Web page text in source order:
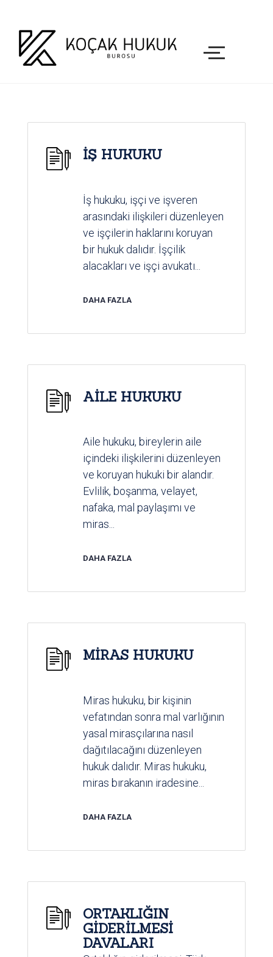
İŞ HUKUKU
İş hukuku, işçi ve işveren
arasındaki ilişkileri düzenleyen
ve işçilerin haklarını koruyan
bir hukuk dalıdır. İşçilik
alacakları ve işçi avukatı...
DAHA FAZLA
AİLE HUKUKU
Aile hukuku, bireylerin aile
içindeki ilişkilerini düzenleyen
ve koruyan hukuki bir alandır.
Evlilik, boşanma, velayet,
nafaka, mal paylaşımı ve
miras...
DAHA FAZLA
MİRAS HUKUKU
Miras hukuku, bir kişinin
vefatından sonra mal varlığının
yasal mirasçılarına nasıl
dağıtılacağını düzenleyen
hukuk dalıdır. Miras hukuku,
miras bırakanın iradesine...
DAHA FAZLA
ORTAKLIĞIN
GİDERİLMESİ
DAVALARI